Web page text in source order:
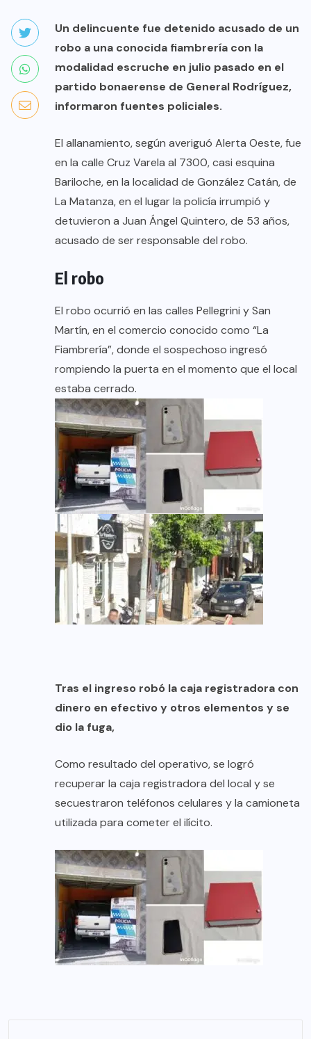
Un delincuente fue detenido acusado de un
robo a una conocida fiambrería con la
modalidad escruche en julio pasado en el
partido bonaerense de General Rodríguez,
informaron fuentes policiales.
El allanamiento, según averiguó Alerta Oeste, fue
en la calle Cruz Varela al 7300, casi esquina
Bariloche, en la localidad de González Catán, de
La Matanza, en el lugar la policía irrumpió y
detuvieron a Juan Ángel Quintero, de 53 años,
acusado de ser responsable del robo.
El robo
El robo ocurrió en las calles Pellegrini y San
Martín, en el comercio conocido como “La
Fiambrería”, donde el sospechoso ingresó
rompiendo la puerta en el momento que el local
estaba cerrado.
Tras el ingreso robó la caja registradora con
dinero en efectivo y otros elementos y se
dio la fuga,
Como resultado del operativo, se logró
recuperar la caja registradora del local y se
secuestraron teléfonos celulares y la camioneta
utilizada para cometer el ilícito.